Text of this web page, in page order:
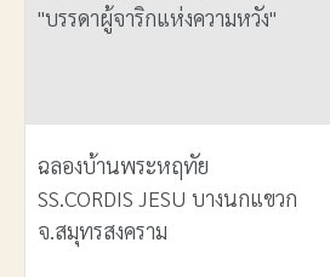
"บรรดาผู้จาริกแห่งความหวัง"
ฉลองบ้านพระหฤทัย
SS.CORDIS JESU บางนกแขวก
จ.สมุทรสงคราม